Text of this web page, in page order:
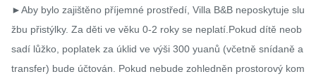
►Aby bylo zajištěno příjemné prostředí, Villa B&B neposkytuje slu
žbu přistýlky. Za děti ve věku 0-2 roky se neplatí.Pokud dítě neob
sadí lůžko, poplatek za úklid ve výši 300 yuanů (včetně snídaně a
transfer) bude účtován. Pokud nebude zohledněn prostorový kom